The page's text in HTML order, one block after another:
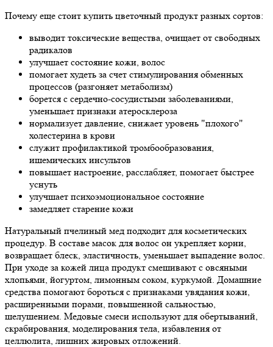
Почему еще стоит купить цветочный продукт разных сортов:
выводит токсические вещества, очищает от свободных
радикалов
улучшает состояние кожи, волос
помогает худеть за счет стимулирования обменных
процессов (разгоняет метаболизм)
борется с сердечно-сосудистыми заболеваниями,
уменьшает признаки атеросклероза
нормализует давление, снижает уровень "плохого"
холестерина в крови
служит профилактикой тромбообразования,
ишемических инсультов
повышает настроение, расслабляет, помогает быстрее
уснуть
улучшает психоэмоциональное состояние
замедляет старение кожи
Натуральный пчелиный мед подходит для косметических
процедур. В составе масок для волос он укрепляет корни,
возвращает блеск, эластичность, уменьшает выпадение волос.
При уходе за кожей лица продукт смешивают с овсяными
хлопьями, йогуртом, лимонным соком, куркумой. Домашние
средства помогают бороться с признаками увядания кожи,
расширенными порами, повышенной сальностью,
шелушением. Медовые смеси используют для обертываний,
скрабирования, моделирования тела, избавления от
целлюлита, лишних жировых отложений.